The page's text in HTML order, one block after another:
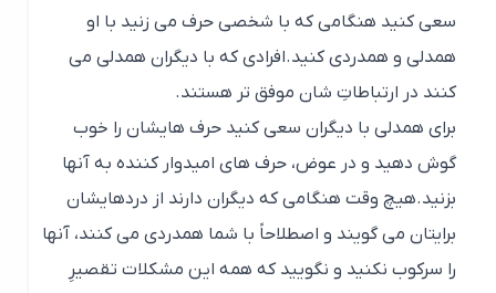
سعی کنید هنگامی که با شخصی حرف می زنید با او
همدلی و همدردی کنید.افرادی که با دیگران همدلی می
کنند در ارتباطاتِ شان موفق تر هستند.
برای همدلی با دیگران سعی کنید حرف هایشان را خوب
گوش دهید و در عوض، حرف های امیدوار کننده به آنها
بزنید.هیچ وقت هنگامی که دیگران دارند از دردهایشان
برایتان می گویند و اصطلاحاً با شما همدردی می کنند، آنها
را سرکوب نکنید و نگویید که همه این مشکلات تقصیرِ